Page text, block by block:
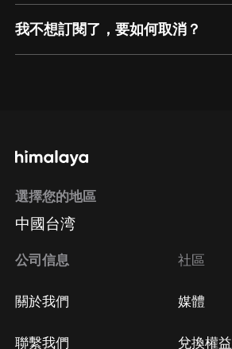
我不想訂閱了，要如何取消？
方法 Google Play取消訂閱方法
選擇您的地區
中國台湾
公司信息
關於我們
聯繫我們
社區
媒體
兌換權益